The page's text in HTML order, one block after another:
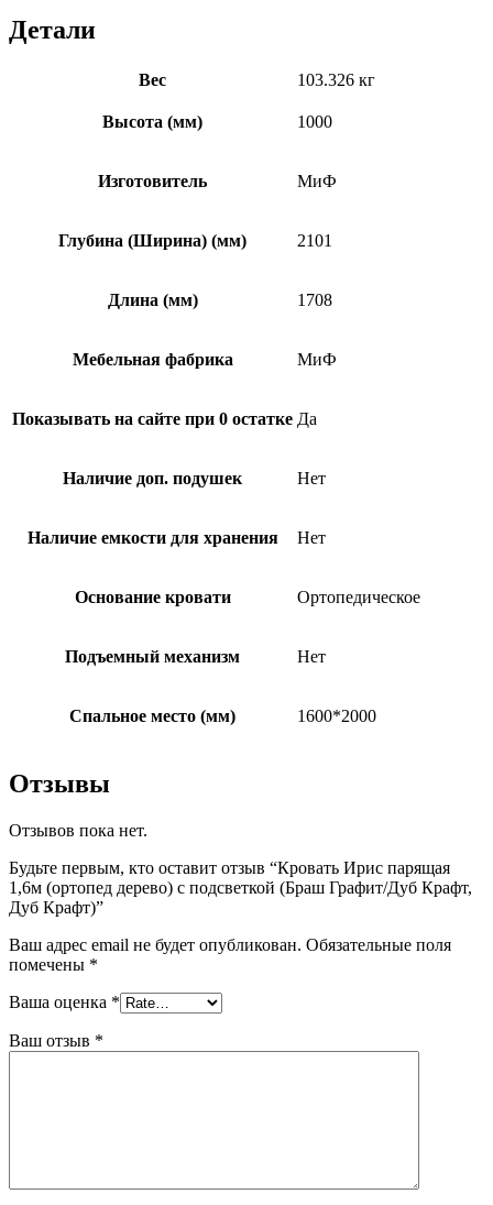
Детали
Вес 103.326 кг
Высота (мм) 1000
Изготовитель МиФ
Глубина (Ширина) (мм) 2101
Длина (мм) 1708
Мебельная фабрика МиФ
Показывать на сайте при 0 остатке Да
Наличие доп. подушек Нет
Наличие емкости для хранения Нет
Основание кровати Ортопедическое
Подъемный механизм Нет
Спальное место (мм) 1600*2000
Отзывы
Отзывов пока нет.
Будьте первым, кто оставит отзыв “Кровать Ирис парящая
1,6м (ортопед дерево) с подсветкой (Браш Графит/Дуб Крафт,
Дуб Крафт)”
Ваш адрес email не будет опубликован. Обязательные поля
помечены *
Ваша оценка *
Ваш отзыв *